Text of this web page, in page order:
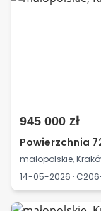
945 000 zł
Powierzchnia
małopolskie,
14-05-2026 ·